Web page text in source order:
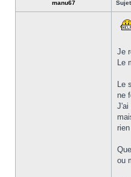
manu67
Je
Le
Le
ne
J'ai
ou